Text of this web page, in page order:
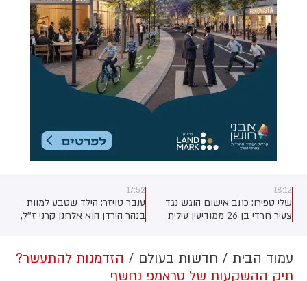
18:12
שלי טפירו: כתב אישום הוגש נגד
צעיר חרדי בן 26 ממודיעין עילית
נוהג באגרסיביות כלפי מפגינים
חרדים. הנאשם כתב בקבוצת
17:52
ענבר טויזר: הילד שטבע למוות
בנהר הירדן הוא אלחנן קרני ז''ל,
עמוד הבית חדשות בעולם
הזדמנות להתעשר?
תיק ההשקעות של טראמפ נחשף